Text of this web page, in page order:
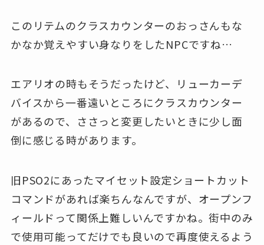
このリテムのクラスカウンターのおっさんもな
かなか覚えやすい身なりをしたNPCですね…
エアリオの時もそうだったけど、リューカーデ
バイスから一番遠いところにクラスカウンター
があるので、ささっと変更したいときに少し面
倒に感じる時があります。
旧PSO2にあったマイセット設定ショートカット
コマンドがあれば楽ちんなんですが、オープンフ
ィールドって関係上難しいんですかね。街中のみ
で使用可能ってだけでも良いので再度使えるよう